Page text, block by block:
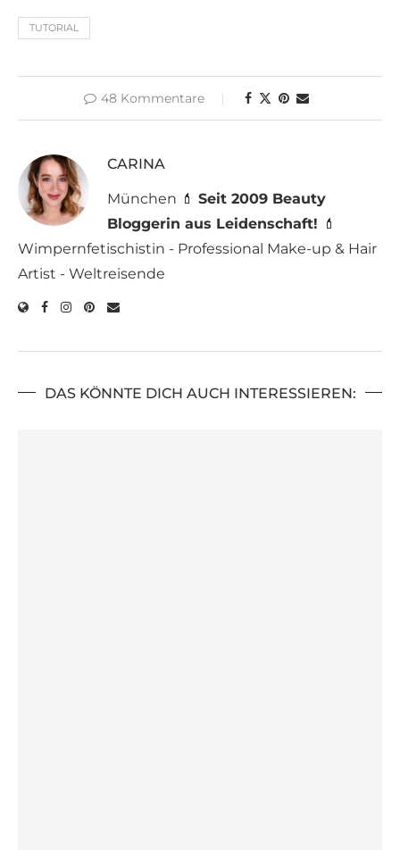
TUTORIAL
48 Kommentare
CARINA
München 💄 Seit 2009 Beauty
Bloggerin aus Leidenschaft! 💄
Wimpernfetischistin - Professional Make-up & Hair
Artist - Weltreisende
DAS KÖNNTE DICH AUCH INTERESSIEREN: